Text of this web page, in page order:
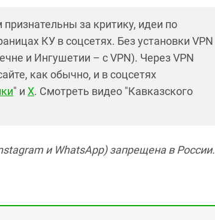
признательны за критику, идеи по
КУ в соцсетях. Без установки VPN
и Ингушетии – с VPN). Через VPN
как обычно, и в соцсетях
" и X. Смотреть видео "Кавказского
и WhatsApp) запрещена в России.